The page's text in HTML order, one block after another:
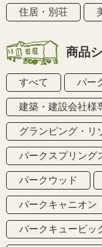
住居・別荘
商品
すべて パー
建築・建設会社様
グランピング・リ
パークスプリング
パークウッド
パークキャニオン
パークキュービッ